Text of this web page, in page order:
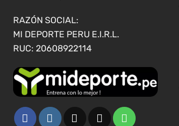
RAZÓN SOCIAL:
MI DEPORTE PERU E.I.R.L.
RUC: 20608922114